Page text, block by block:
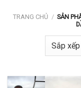
TRANG CHỦ / SẢN